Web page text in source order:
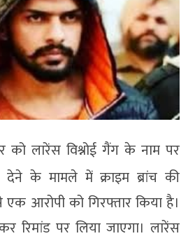
को लारेंस विश्नोई गैंग के नाम पर
के मामले में क्राइम ब्रांच की
आरोपी को गिरफ्तार किया है।
पर लिया जाएगा। लारेंस